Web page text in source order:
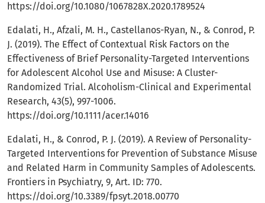
https://doi.org/10.1080/1067828X.2020.1789524
Edalati, H., Afzali, M. H., Castellanos-Ryan, N., & Conrod, P.
J. (2019). The Effect of Contextual Risk Factors on the
Effectiveness of Brief Personality-Targeted Interventions
for Adolescent Alcohol Use and Misuse: A Cluster-
Randomized Trial. Alcoholism-Clinical and Experimental
Research, 43(5), 997-1006.
https://doi.org/10.1111/acer.14016
Edalati, H., & Conrod, P. J. (2019). A Review of Personality-
Targeted Interventions for Prevention of Substance Misuse
and Related Harm in Community Samples of Adolescents.
Frontiers in Psychiatry, 9, Art. ID: 770.
https://doi.org/10.3389/fpsyt.2018.00770